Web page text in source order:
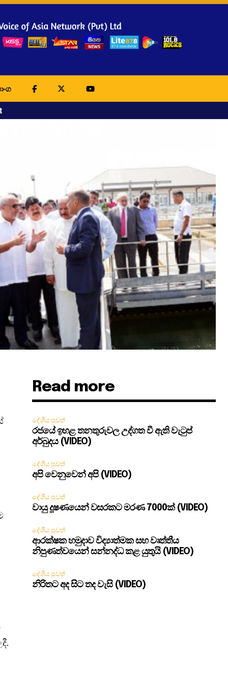
Read more
දේශීය පුවත්
රජයේ ඉහළ තනතුරුවල උද්ගත වී ඇති වැටුප්
අර්බුදය (VIDEO)
දේශීය පුවත්
අපි වෙනුවෙන් අපි (VIDEO)
දේශීය පුවත්
වායු දූෂණයෙන් වසරකට මරණ 7000ක් (VIDEO)
දේශීය පුවත්
ආරක්ෂක හමුදාව විද්‍යාත්මක සහ වෘත්තීය
නිපුණත්වයෙන් සන්නද්ධ කළ යුතුයි (VIDEO)
දේශීය පුවත්
නිරිතට අද සිට තද වැසි (VIDEO)